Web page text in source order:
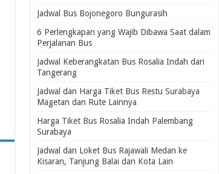
Jadwal Bus Bojonegoro Bungurasih
6 Perlengkapan yang Wajib Dibawa Saat dalam
Perjalanan Bus
Jadwal Keberangkatan Bus Rosalia Indah dari
Tangerang
Jadwal dan Harga Tiket Bus Restu Surabaya
Magetan dan Rute Lainnya
Harga Tiket Bus Rosalia Indah Palembang
Surabaya
Jadwal dan Loket Bus Rajawali Medan ke
Kisaran, Tanjung Balai dan Kota Lain